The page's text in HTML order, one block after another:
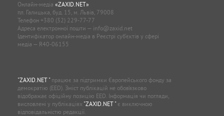
Онлайн-медіа «ZAXID.NET»
пл. Галицька, буд. 15, м. Львів, 79008
Телефон +380 (32) 229-77-77
Адреса електронної пошти — info@zaxid.net
Ідентифікатор онлайн-медіа в Реєстрі суб'єктів у сфері
медіа — R40-06155
"ZAXID.NET "працює за підтримки Європейського фонду за
демократію (EED). Зміст публікацій не обов’язково
відображає офіційну позицію EED. Інформація чи погляди,
висловлені у публікаціях "ZAXID.NET "є виключною
відповідальністю редакції.